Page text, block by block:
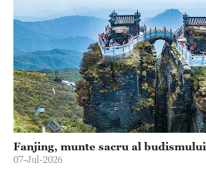
Fanjing, munte sacru al budismului
07-Jul-2026